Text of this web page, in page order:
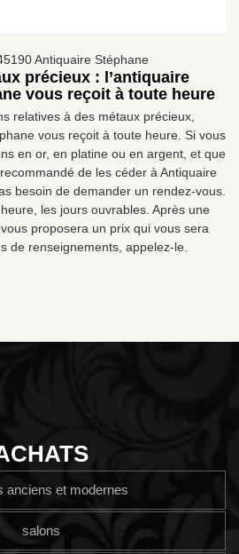
précieux : l’antiquaire
vous reçoit à toute heure
relatives à des métaux précieux,
vous reçoit à toute heure. Si vous
en or, en platine ou en argent, et que
de les céder à Antiquaire
besoin de demander un rendez-vous.
les jours ouvrables. Après une
proposera un prix qui vous sera
de renseignements, appelez-le.
anciens et modernes
salons